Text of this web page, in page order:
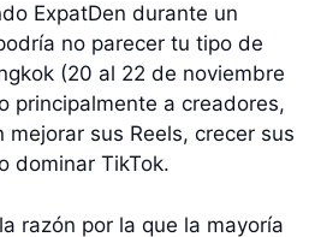
ExpatDen durante un
no parecer tu tipo de
(20 al 22 de noviembre
principalmente a creadores,
mejorar sus Reels, crecer sus
dominar TikTok.
razón por la que la mayoría